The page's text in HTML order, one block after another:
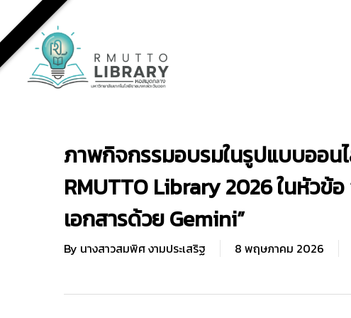
main
content
ภาพกิจกรรมอบรมในรูปแบบออน
RMUTTO Library 2026 ในหัวข้
เอกสารด้วย Gemini”
By นางสาวสมพิศ งามประเสริฐ 8 พฤษภาคม 2026